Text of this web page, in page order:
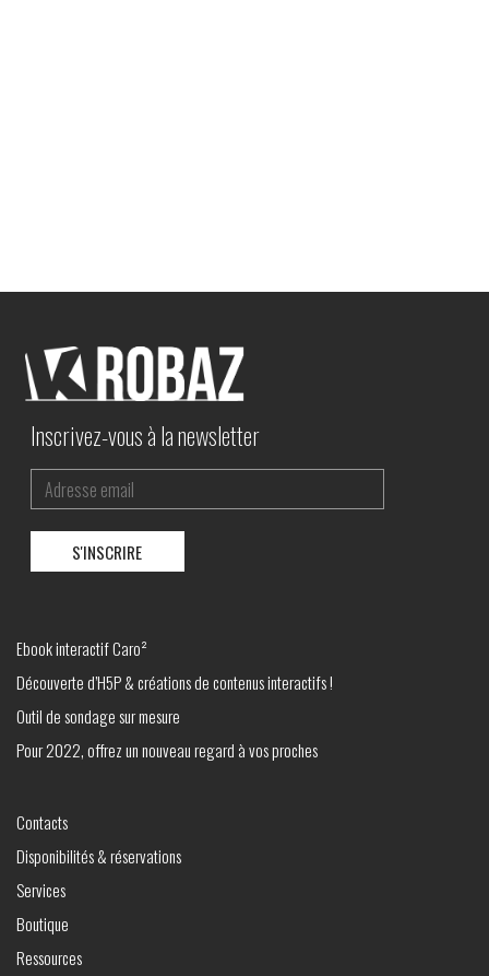
Inscrivez-vous à la newsletter
Ebook interactif Caro²
Découverte d’H5P & créations de contenus interactifs !
Outil de sondage sur mesure
Pour 2022, offrez un nouveau regard à vos proches
Contacts
Disponibilités & réservations
Services
Boutique
Ressources